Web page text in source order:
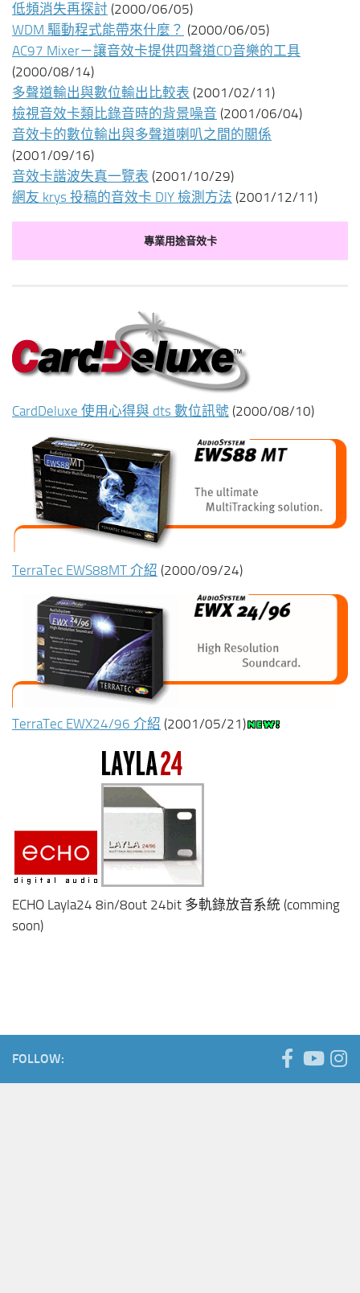
低頻消失再探討 (2000/06/05)
WDM 驅動程式能帶來什麼？ (2000/06/05)
AC97 Mixer－讓音效卡提供四聲道CD音樂的工具
(2000/08/14)
多聲道輸出與數位輸出比較表 (2001/02/11)
檢視音效卡類比錄音時的背景噪音 (2001/06/04)
音效卡的數位輸出與多聲道喇叭之間的關係
(2001/09/16)
音效卡諧波失真一覽表 (2001/10/29)
網友 krys 投稿的音效卡 DIY 檢測方法 (2001/12/11)
專業用途音效卡
CardDeluxe 使用心得與 dts 數位訊號 (2000/08/10)
TerraTec EWS88MT 介紹 (2000/09/24)
TerraTec EWX24/96 介紹 (2001/05/21)
ECHO Layla24 8in/8out 24bit 多軌錄放音系統 (comming
soon)
FOLLOW: